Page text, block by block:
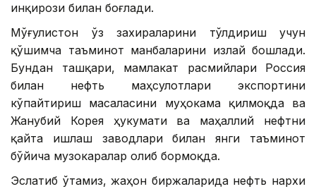
инқирози билан боғлади.
Мўғулистон ўз захираларини тўлдириш учун
қўшимча таъминот манбаларини излай бошлади.
Бундан ташқари, мамлакат расмийлари Россия
билан нефть маҳсулотлари экспортини
кўпайтириш масаласини муҳокама қилмоқда ва
Жанубий Корея ҳукумати ва маҳаллий нефтни
қайта ишлаш заводлари билан янги таъминот
бўйича музокаралар олиб бормоқда.
Эслатиб ўтамиз, жаҳон биржаларида нефть нархи